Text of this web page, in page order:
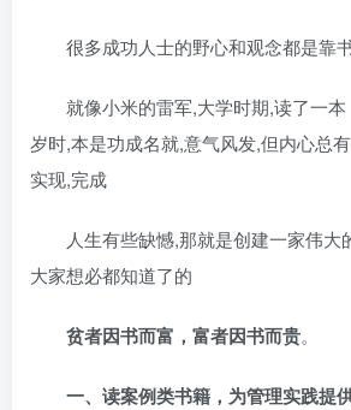
很多成功人士的野心和观念都是靠
就像小米的雷军,大学时期,读了一
岁时,本是功成名就,意气风发,但内心总
实现,完成
人生有些缺憾,那就是创建一家伟大
大家想必都知道了的
贫者因书而富，富者因书而贵。
一、读案例类书籍，为管理实践提